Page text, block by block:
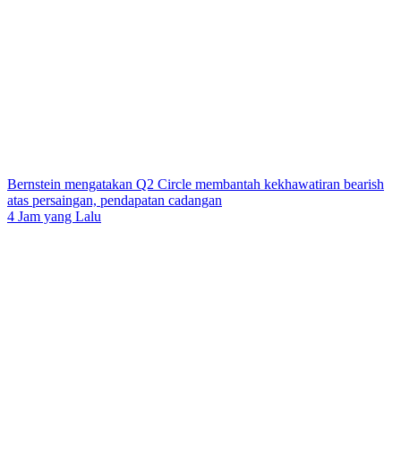
Bernstein mengatakan Q2 Circle membantah kekhawatiran bearish
atas persaingan, pendapatan cadangan
4 Jam yang Lalu